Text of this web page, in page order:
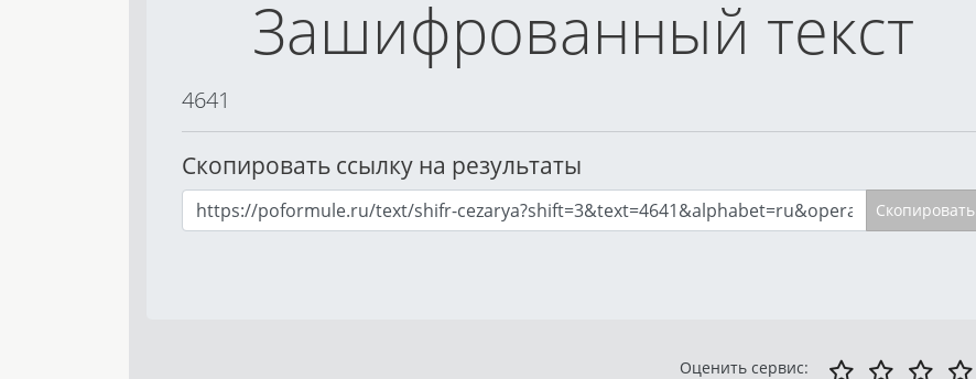
Зашифрованный текст
4641
Скопировать ссылку на результаты
Скопировать
Оценить сервис: